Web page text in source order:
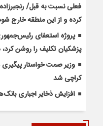
فعلی نسبت به قبل/
کرده و از این منطقه خارج
پروژه استعفای
پزشکیان تکلیف را روشن
وزیر صمت خواستار پیگیری
کراچی شد
افزایش ذخایر اجباری